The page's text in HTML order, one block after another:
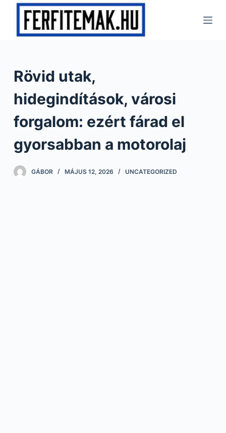
o
n
e
Rövid utak,
hidegindítások, városi
forgalom: ezért fárad el
gyorsabban a motorolaj
GÁBOR MÁJUS 12, 2026 UNCATEGORIZED